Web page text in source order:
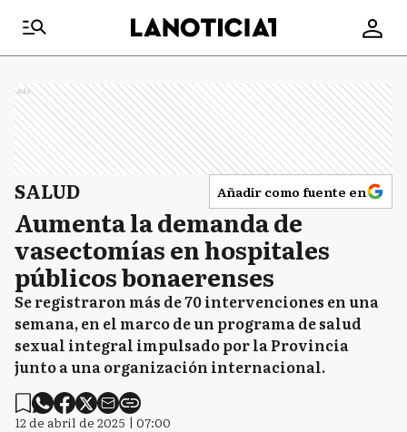
Ads
SALUD Añadir como fuente en
Aumenta la demanda de
vasectomías en hospitales
públicos bonaerenses
Se registraron más de 70 intervenciones en una
semana, en el marco de un programa de salud
sexual integral impulsado por la Provincia
junto a una organización internacional.
12 de abril de 2025 | 07:00